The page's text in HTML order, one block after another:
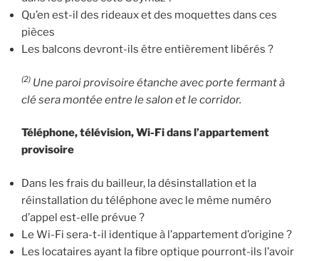
Qu’en est-il des rideaux et des moquettes dans ces
pièces
Les balcons devront-ils être entièrement libérés ?
(2) Une paroi provisoire étanche avec porte fermant à
clé sera montée entre le salon et le corridor.
Téléphone, télévision, Wi-Fi dans l’appartement
provisoire
Dans les frais du bailleur, la désinstallation et la
réinstallation du téléphone avec le même numéro
d’appel est-elle prévue ?
Le Wi-Fi sera-t-il identique à l’appartement d’origine ?
Les locataires ayant la fibre optique pourront-ils l’avoir